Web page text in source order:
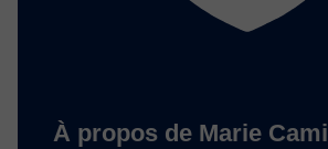
À propos de Marie